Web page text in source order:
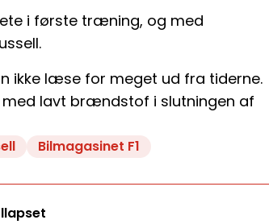
i første træning, og med
ikke læse for meget ud fra tiderne.
lavt brændstof i slutningen af
Bilmagasinet F1